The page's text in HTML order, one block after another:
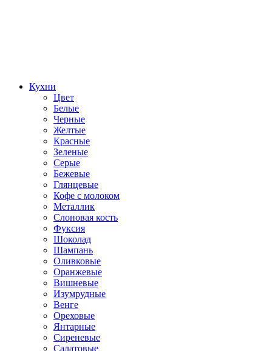
Кухни
Цвет
Белые
Черные
Желтые
Красные
Зеленые
Серые
Бежевые
Глянцевые
Кофе с молоком
Металлик
Слоновая кость
Фуксия
Шоколад
Шампань
Оливковые
Оранжевые
Вишневые
Изумрудные
Венге
Ореховые
Янтарные
Сиреневые
Салатовые